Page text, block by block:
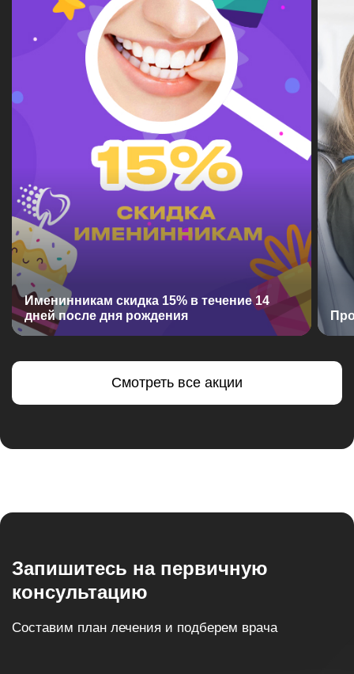
Именинникам скидка 15% в течение 14
дней после дня рождения
Смотреть все акции
Запишитесь на первичную
консультацию
Составим план лечения и подберем врача